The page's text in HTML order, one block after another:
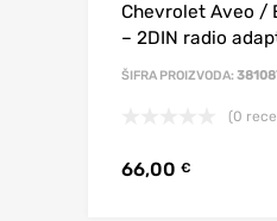
Chevrolet Aveo /
– 2DIN radio
ŠIFRA PROIZVODA:
(0
66,00 €